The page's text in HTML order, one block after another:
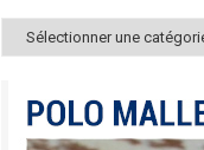
Catégories